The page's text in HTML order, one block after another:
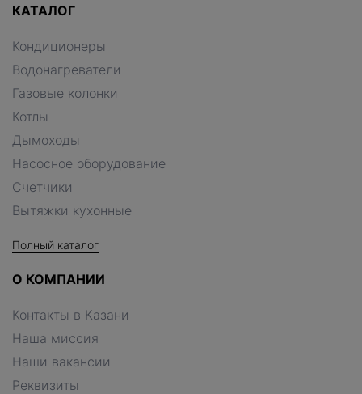
КАТАЛОГ
Кондиционеры
Водонагреватели
Газовые колонки
Котлы
Дымоходы
Насосное оборудование
Счетчики
Вытяжки кухонные
Полный каталог
О КОМПАНИИ
Контакты в Казани
Наша миссия
Наши вакансии
Реквизиты